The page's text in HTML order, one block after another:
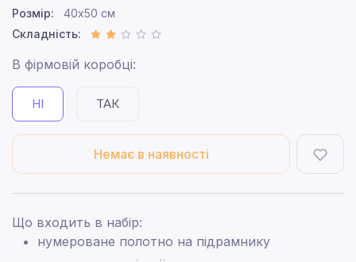
Розмір:
40x50 см
Складність:
В фірмовій коробці:
НІ ТАК
Немає в наявності
Що входить в набір:
нумероване полотно на підрамнику